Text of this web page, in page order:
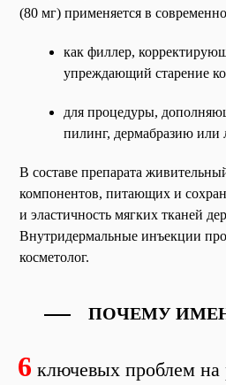
(80 мг) применяется в
как филлер,
упреждающий старение
для процедуры,
пилинг, дермабразию или
В составе препарата
компонентов, питающих и
и эластичность мягких тканей
Внутридермальные инъекции
косметолог.
ПОЧЕМУ
6 ключевых проблем на